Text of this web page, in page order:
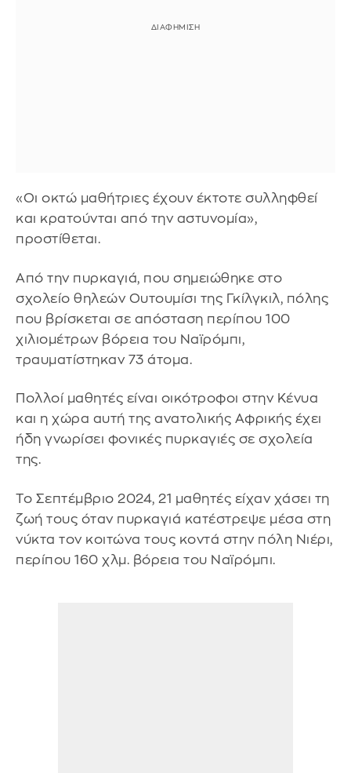
«Οι οκτώ μαθήτριες έχουν έκτοτε συλληφθεί
και κρατούνται από την αστυνομία»,
προστίθεται.
Από την πυρκαγιά, που σημειώθηκε στο
σχολείο θηλεών Ουτουμίσι της Γκίλγκιλ, πόλης
που βρίσκεται σε απόσταση περίπου 100
χιλιομέτρων βόρεια του Ναϊρόμπι,
τραυματίστηκαν 73 άτομα.
Πολλοί μαθητές είναι οικότροφοι στην Κένυα
και η χώρα αυτή της ανατολικής Αφρικής έχει
ήδη γνωρίσει φονικές πυρκαγιές σε σχολεία
της.
Το Σεπτέμβριο 2024, 21 μαθητές είχαν χάσει τη
ζωή τους όταν πυρκαγιά κατέστρεψε μέσα στη
νύκτα τον κοιτώνα τους κοντά στην πόλη Νιέρι,
περίπου 160 χλμ. βόρεια του Ναϊρόμπι.